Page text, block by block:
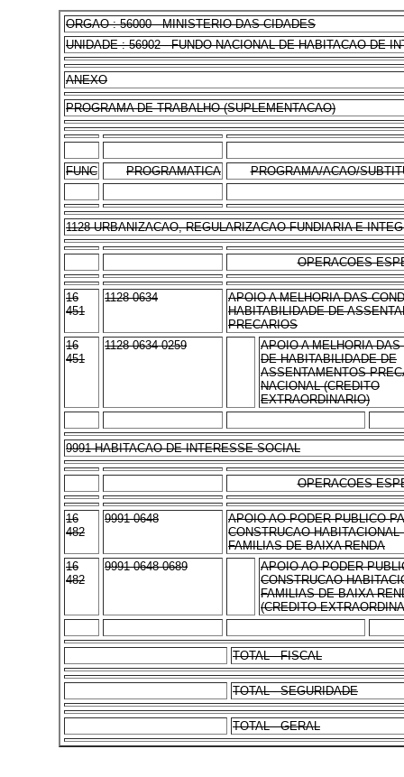
ORGAO : 56000 - MINISTERIO DAS CIDADES
UNIDADE : 56902 - FUNDO NACIONAL DE HABITACAO DE
ANEXO
PROGRAMA DE TRABALHO (SUPLEMENTACAO)
FUNC PROGRAMATICA PROGRAMA/ACAO/
1128 URBANIZACAO, REGULARIZACAO FUNDIARIA E
OPERACOES
16
451
1128 0634
APOIO A MELHORIA DAS
HABITABILIDADE DE
PRECARIOS
16
451
1128 0634 0259
APOIO A MELHORIA DAS
DE HABITABILIDADE DE
ASSENTAMENTOS
NACIONAL (CREDITO
EXTRAORDINARIO)
9991 HABITACAO DE INTERESSE SOCIAL
OPERACOES
16
482
9991 0648
APOIO AO PODER PUBLICO
CONSTRUCAO HABITACIONAL
FAMILIAS DE BAIXA RENDA
16
482
9991 0648 0689
APOIO AO PODER
CONSTRUCAO
FAMILIAS DE BAIXA
(CREDITO
TOTAL - FISCAL
TOTAL - SEGURIDADE
TOTAL - GERAL